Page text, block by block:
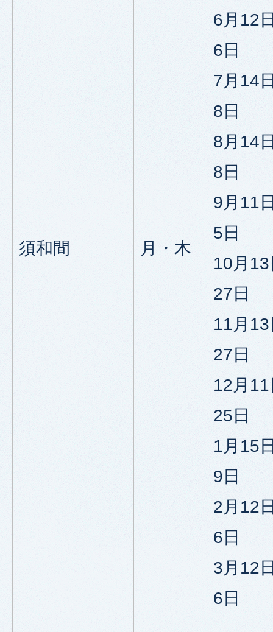
須和間 月・木
6月12
6日
7月14
8日
8月14
8日
9月11
5日
10月
27日
11月
27日
12月
25日
1月15
9日
2月12
6日
3月12
6日